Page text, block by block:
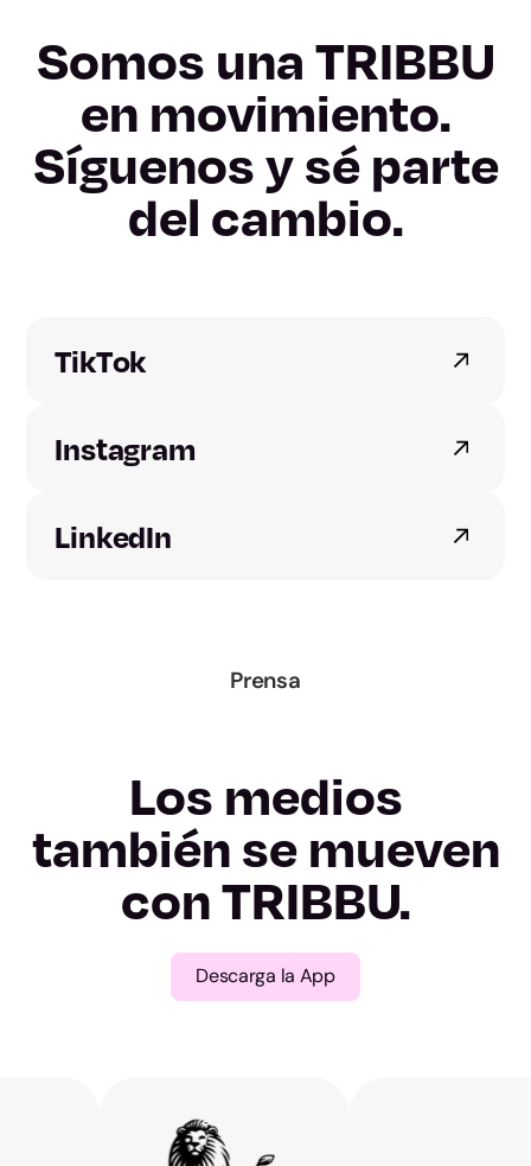
Barcelona
Girona
Lleida
Valencia
A Coruña
Ourense
Pontevedra
Madrid
Murcia
Álava
Somos una TRIBBU
en movimiento.
Síguenos y sé parte
del cambio.
TikTok
Instagram
LinkedIn
Prensa
Los medios
también se mueven
con TRIBBU.
Descarga la App